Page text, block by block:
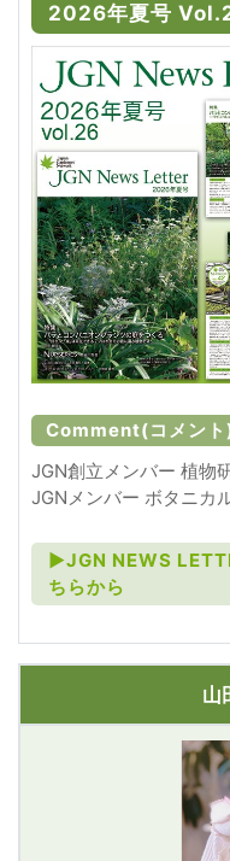
2026年夏号
Comment(コメント
JGN創立メンバー 植物
JGNメンバー ボタニカ
►JGN NEWS
ちらから
山